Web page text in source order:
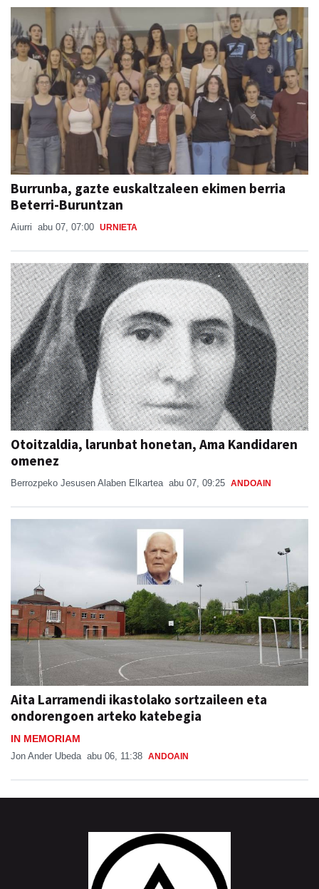
Burrunba, gazte euskaltzaleen ekimen berria
Beterri-Buruntzan
Aiurri abu 07, 07:00 URNIETA
Otoitzaldia, larunbat honetan, Ama Kandidaren
omenez
Berrozpeko Jesusen Alaben Elkartea abu 07, 09:25 ANDOAIN
Aita Larramendi ikastolako sortzaileen eta
ondorengoen arteko katebegia
IN MEMORIAM
Jon Ander Ubeda abu 06, 11:38 ANDOAIN